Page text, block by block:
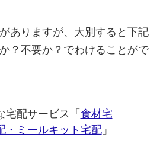
ありますが、大別すると下記
？不要か？でわけることがで
宅配サービス「食材宅
・ミールキット宅配」